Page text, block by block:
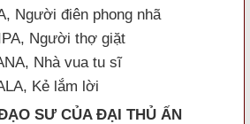
Người điên phong nhã
Người thợ giặt
Nhà vua tu sĩ
Kẻ lắm lời
SƯ CỦA ÐẠI THỦ ẤN